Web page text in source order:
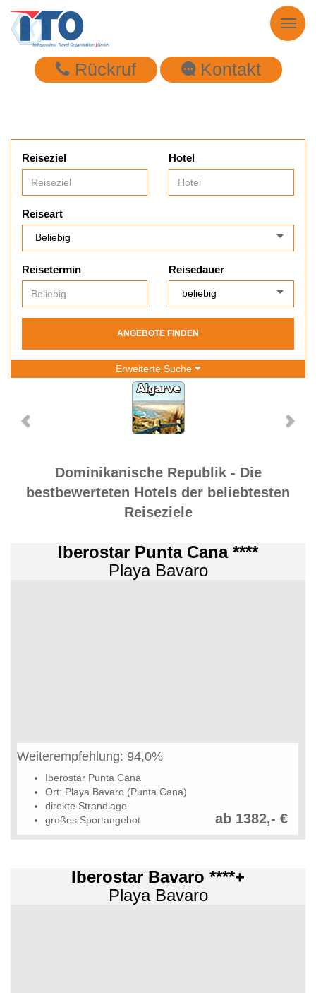
Toggle
Rückruf Kontakt
Reiseziel Hotel
Reiseart
Reisetermin Reisedauer
ANGEBOTE FINDEN
Erweiterte Suche
Dominikanische Republik - Die
bestbewerteten Hotels der beliebtesten
Reiseziele
Iberostar Punta Cana ****
Playa Bavaro
Weiterempfehlung: 94,0%
Iberostar Punta Cana
Ort: Playa Bavaro (Punta Cana)
direkte Strandlage
großes Sportangebot
ab 1382,- €
Iberostar Bavaro ****+
Playa Bavaro